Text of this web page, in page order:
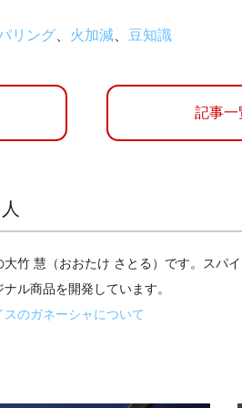
リング 火加減 豆知識
記事一
大竹 慧（おおたけ さとる）です。スパ
ナル商品を開発しています。
スのガネーシャについて